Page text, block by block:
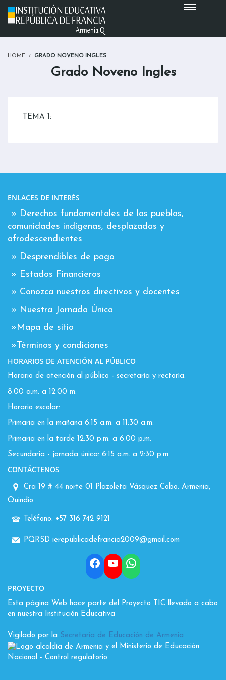
HOME GRADO NOVENO INGLES
Grado Noveno Ingles
TEMA 1:
ENLACES DE INTERÉS
» Derechos fundamentales de los pueblos,
comunidades indígenas, desplazadas y
afrodescendientes
» Desprendibles de pago
» Estados Financieros
» Conozca nuestros directivos y docentes
» Nuestra Jornada Única
»Mapa de sitio
»Términos y condiciones
HORARIOS DE ATENCIÓN AL PÚBLICO
Horario de atención al público - secretaría y rectoría:
8:00 a.m. a 12:00 m.
Horario escolar:
Primaria en la mañana 6:15 a.m. a 11:30 a.m.
Primaria en la tarde 12:30 p.m. a 6:00 p.m.
Secundaria - jornada única: 6:15 a.m. a 2:30 p.m.
CONTÁCTENOS
Cra 19 # 44 norte 01 Plazoleta Vásquez Cobo. Armenia,
Quindío.
Teléfono: +57 316 742 9121
PQRSD ierepublicadefrancia2009@gmail.com
Facebook
YouTubeWhatsApp
PROYECTO
Esta página Web hace parte del Proyecto TIC llevado a cabo
en nuestra Institución Educativa
Vigilado por la Secretaría de Educación de Armenia
y el Ministerio de Educación
Nacional - Control regulatorio